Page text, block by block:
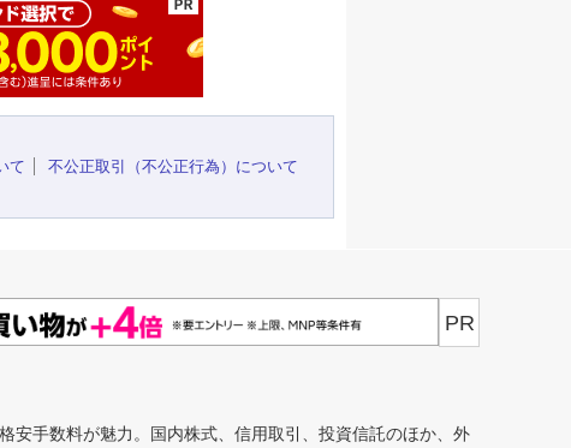
て
不公正取引（不公正行為）について
PR
安手数料が魅力。国内株式、信用取引、投資信託のほか、外